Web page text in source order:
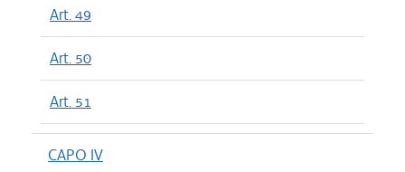
Art. 49
Art. 50
Art. 51
CAPO IV